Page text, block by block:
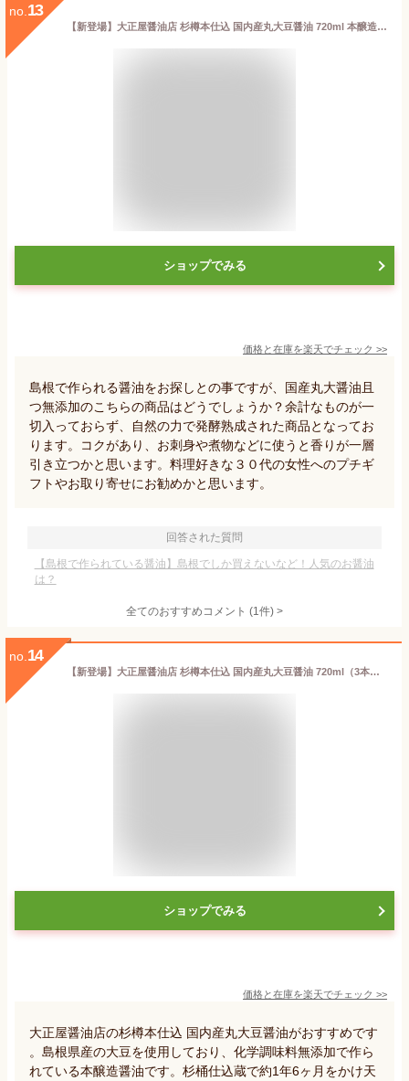
no. 13
【新登場】大正屋醤油店 杉樽本仕込 国内産丸大豆醤油 720ml 本醸造 濃口 島根県産大豆使用 国産大豆・国産小麦・天日塩のみ使用 しょうゆ 調味料 化学調味料無添加
ショップでみる
価格と在庫を楽天でチェック >>
島根で作られる醤油をお探しとの事ですが、国産丸大醤油且
つ無添加のこちらの商品はどうでしょうか？余計なものが一
切入っておらず、自然の力で発酵熟成された商品となってお
ります。コクがあり、お刺身や煮物などに使うと香りが一層
引き立つかと思います。料理好きな３０代の女性へのプチギ
フトやお取り寄せにお勧めかと思います。
回答された質問
【島根で作られている醤油】島根でしか買えないなど！人気のお醤油
は？
全てのおすすめコメント (1件) >
no. 14
【新登場】大正屋醤油店 杉樽本仕込 国内産丸大豆醤油 720ml（3本組）本醸造 濃口 島根県産大豆使用 国産大豆・国産小麦・天日塩のみ使用 しょうゆ 調味料 化学調味料無添加
ショップでみる
価格と在庫を楽天でチェック >>
大正屋醤油店の杉樽本仕込 国内産丸大豆醤油がおすすめです
。島根県産の大豆を使用しており、化学調味料無添加で作ら
れている本醸造醤油です。杉桶仕込蔵で約1年6ヶ月をかけ天